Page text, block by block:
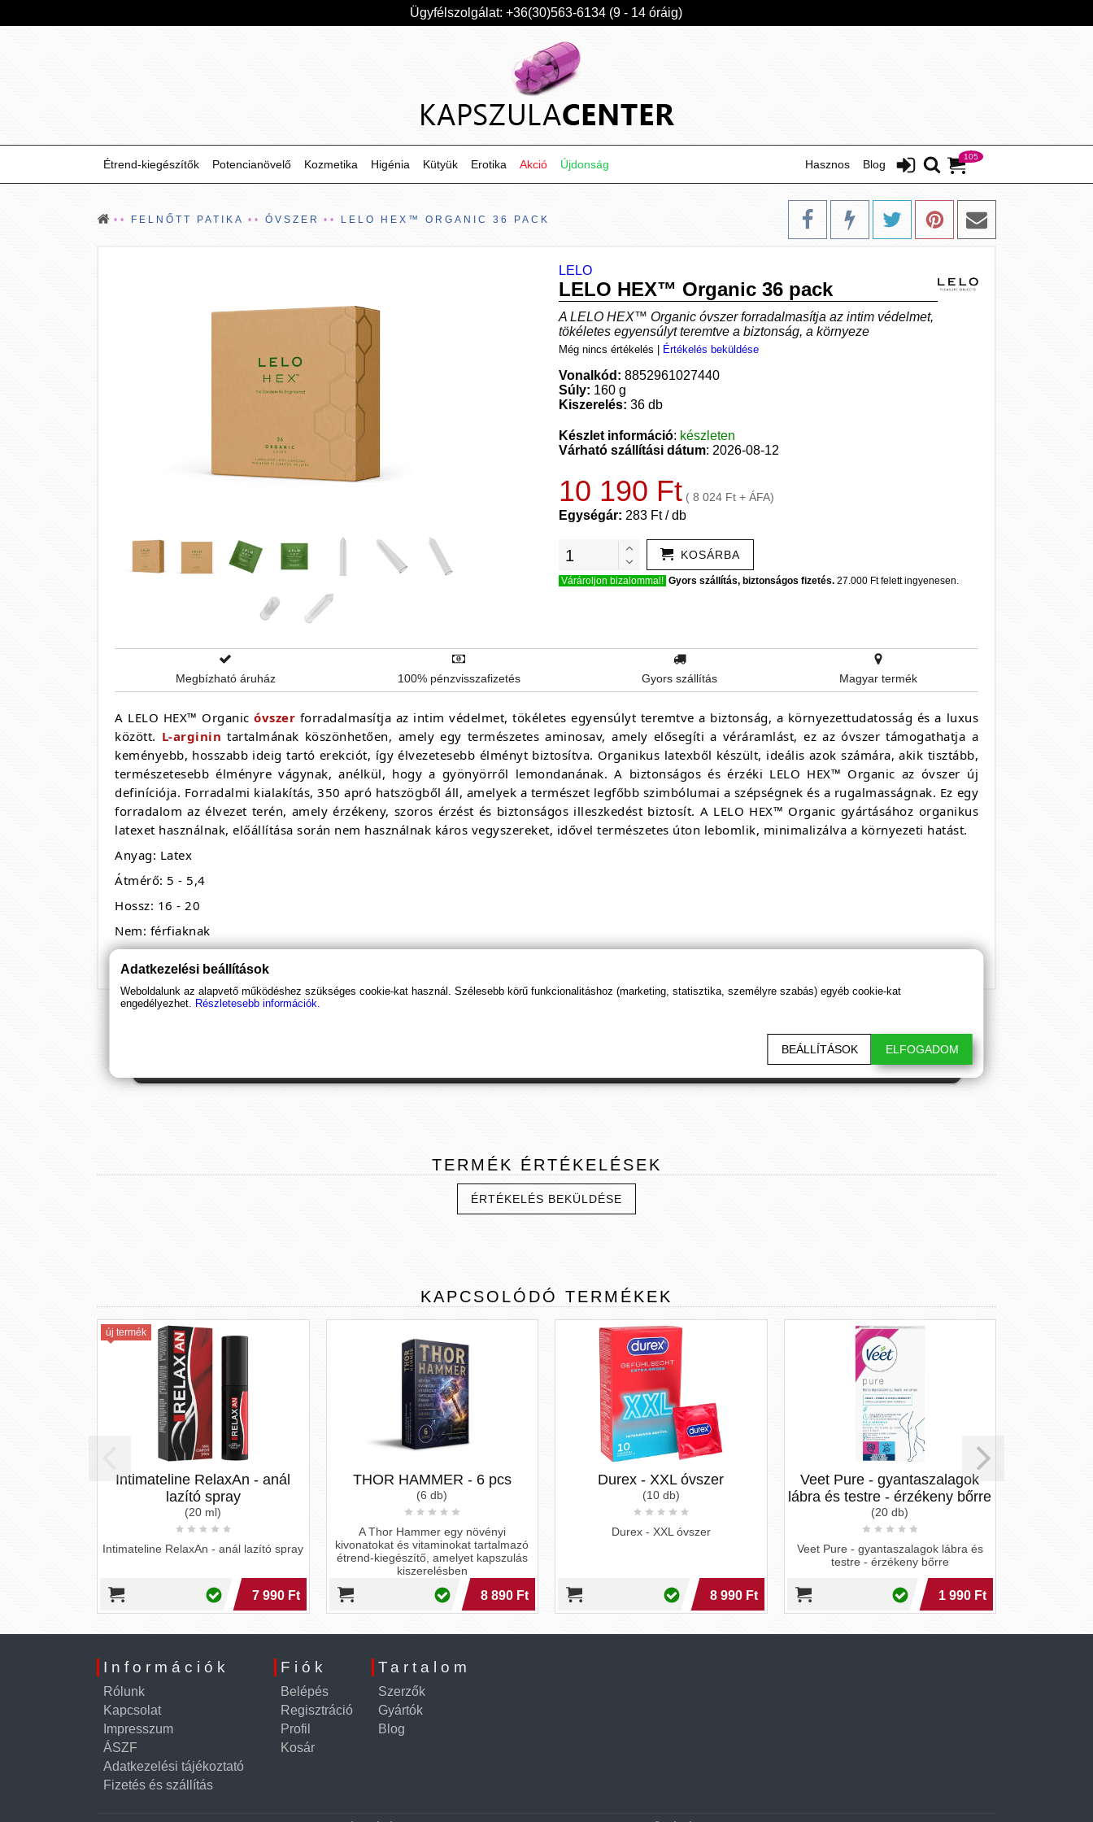
Ügyfélszolgálat: +36(30)563-6134 (9 - 14 óráig)
105
Étrend-kiegészítők Blog
Potencianövelő Hasznos
Kozmetika Higénia Kütyük Erotika Akció Újdonság
FELNŐTT PATIKA ÓVSZER LELO HEX™ ORGANIC 36 PACK
LELO
LELO HEX™ Organic 36 pack
A LELO HEX™ Organic óvszer forradalmasítja az intim védelmet,
tökéletes egyensúlyt teremtve a biztonság, a környeze
Még nincs értékelés Értékelés beküldése
Vonalkód: 8852961027440
Súly: 160 g
Kiszerelés: 36 db
Készlet információ: készleten
Várható szállítási dátum: 2026-08-12
10 190 Ft ( 8 024 Ft + ÁFA)
Egységár: 283 Ft / db
KOSÁRBA
Várároljon bizalommal! Gyors szállítás, biztonságos fizetés. 27.000 Ft felett ingyenesen.
Megbízható áruház 100% pénzvisszafizetés Gyors szállítás Magyar termék
A LELO HEX™ Organicóvszer forradalmasítja az intim védelmet, tökéletes egyensúlyt teremtve a biztonság, a környezettudatosság és a luxus
között. L-arginin tartalmának köszönhetően, amely egy természetes aminosav, amely elősegíti a véráramlást, ez az óvszer támogathatja a
keményebb, hosszabb ideig tartó erekciót, így élvezetesebb élményt biztosítva. Organikus latexből készült, ideális azok számára, akik tisztább,
természetesebb élményre vágynak, anélkül, hogy a gyönyörről lemondanának. A biztonságos és érzéki LELO HEX™ Organic az óvszer új
definíciója. Forradalmi kialakítás, 350 apró hatszögből áll, amelyek a természet legfőbb szimbólumai a szépségnek és a rugalmasságnak. Ez egy
forradalom az élvezet terén, amely érzékeny, szoros érzést és biztonságos illeszkedést biztosít. A LELO HEX™ Organic gyártásához organikus
latexet használnak, előállítása során nem használnak káros vegyszereket, idővel természetes úton lebomlik, minimalizálva a környezeti hatást.
Anyag: Latex
Átmérő: 5 - 5,4
Hossz: 16 - 20
Nem: férfiaknak
A biztonságos szexuális együttlét érdekében használjon óvszert!
Ha támogatnád a munkánkat, itt tudod beállítani, hogy előre kerüljenek ismeretterjesztő cikkeink. Hálásan köszönjük!
TERMÉK ÉRTÉKELÉSEK
ÉRTÉKELÉS BEKÜLDÉSE
KAPCSOLÓDÓ TERMÉKEK
Intimateline RelaxAn - anál
lazító spray
Intimateline RelaxAn - anál lazító spray
7 990 Ft
THOR HAMMER - 6 pcs
A Thor Hammer egy növényi
kivonatokat és vitaminokat tartalmazó
étrend-kiegészítő, amelyet kapszulás
kiszerelésben
8 890 Ft
Durex - XXL óvszer
Durex - XXL óvszer
8 990 Ft
Veet Pure - gyantaszalagok
lábra és testre - érzékeny bőrre
Veet Pure - gyantaszalagok lábra és
testre - érzékeny bőrre
1 990 Ft
Információk
Rólunk
Kapcsolat
Impresszum
ÁSZF
Adatkezelési tájékoztató
Fizetés és szállítás
Fiók
Belépés
Regisztráció
Profil
Kosár
Tartalom
Szerzők
Gyártók
Blog
Adatkezelési beállítások
Weboldalunk az alapvető működéshez szükséges cookie-kat használ. Szélesebb körű funkcionalitáshoz (marketing, statisztika, személyre szabás) egyéb cookie-kat
engedélyezhet. Részletesebb információk.
BEÁLLÍTÁSOK ELFOGADOM